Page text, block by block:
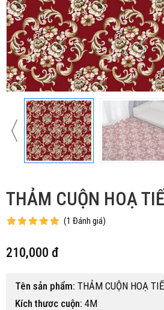
THẢM CUỘN HOẠ
(1 Đánh giá)
210,000 đ
Tên sản phẩm: THẢM CUỘN HOẠ
Kích thươc cuộn: 4M